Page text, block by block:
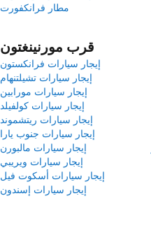
مطار فرانكفورت
قرب مورنينغتون
إيجار سيارات فرانكستون
إيجار سيارات تشيلتنهام
إيجار سيارات مورابين
إيجار سيارات كولفيلد
إيجار سيارات ريتشموند
إيجار سيارات جنوب يارا
إيجار سيارات مالبورن
إيجار سيارات ويريبي
إيجار سيارات أسكوت فيل
إيجار سيارات إسندون